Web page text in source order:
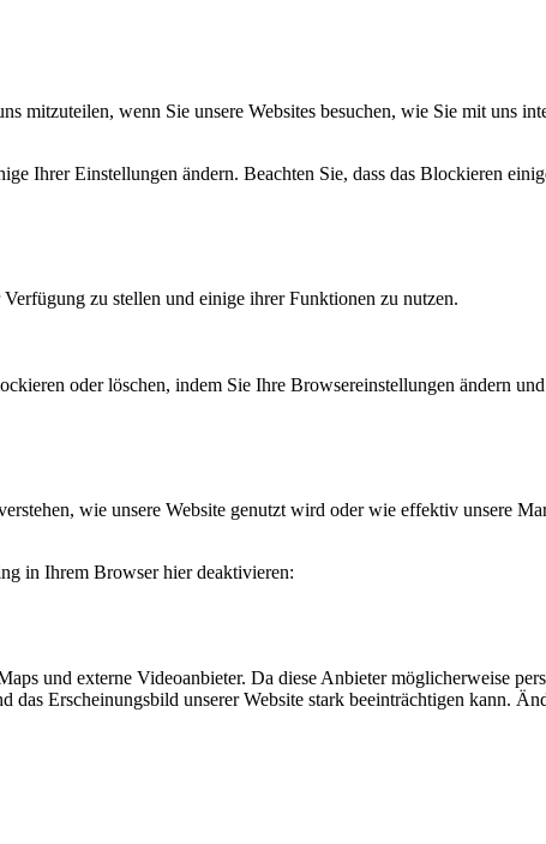
wenn Sie unsere Websites besuchen, wie Sie mit uns
Ihrer Einstellungen ändern. Beachten Sie, dass das Blockieren
zu stellen und einige ihrer Funktionen zu nutzen.
oder löschen, indem Sie Ihre Browsereinstellungen ändern
wie unsere Website genutzt wird oder wie effektiv unsere
in Ihrem Browser hier deaktivieren:
und externe Videoanbieter. Da diese Anbieter möglicherweise
Erscheinungsbild unserer Website stark beeinträchtigen kann.